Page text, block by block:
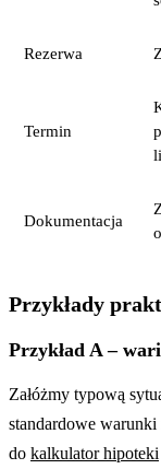
Rezerwa
Termin
Dokumentacja
Przykłady
Przykład A –
Załóżmy typową
standardowe
do kalkulator hipoteki